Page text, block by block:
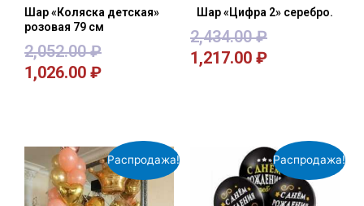
Шар «Коляска детская»
розовая 79 см
2,052.00₽
1,026.00 ₽
Шар «Цифра 2» серебро.
2,434.00₽
1,217.00 ₽
Распродажа! Распродажа!